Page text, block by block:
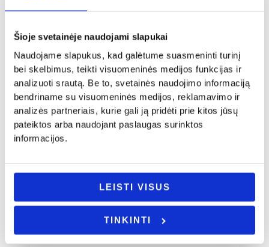
Šioje svetainėje naudojami slapukai
Naudojame slapukus, kad galėtume suasmeninti turinį
bei skelbimus, teikti visuomeninės medijos funkcijas ir
analizuoti srautą. Be to, svetainės naudojimo informaciją
bendriname su visuomeninės medijos, reklamavimo ir
analizės partneriais, kurie gali ją pridėti prie kitos jūsų
pateiktos arba naudojant paslaugas surinktos
informacijos.
LEISTI VISUS
TINKINTI
Dovanos gimtadienio proga
Pjaustymo lentelė „Pirties taisyklės”
10.00€
Į KREPŠELĮ
Dovanos gimtadienio proga
Plaktukas „Įkalk”
12.00 €
Į KREPŠELĮ